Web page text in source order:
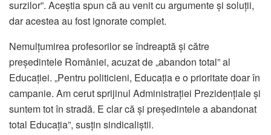
surzilor”. Aceștia spun că au venit cu argumente și soluții,
dar acestea au fost ignorate complet.
Nemulțumirea profesorilor se îndreaptă și către
președintele României, acuzat de „abandon total” al
Educației. „Pentru politicieni, Educația e o prioritate doar în
campanie. Am cerut sprijinul Administrației Prezidențiale și
suntem tot în stradă. E clar că și președintele a abandonat
total Educația”, susțin sindicaliștii.